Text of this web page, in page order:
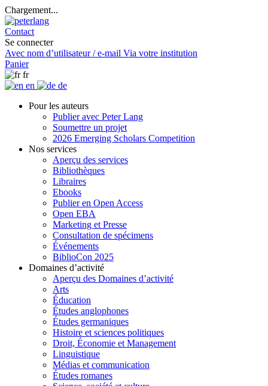
Chargement...
Contact
Se connecter
Avec nom d’utilisateur / e-mail Via votre institution
Panier
fr
en
de
Pour les auteurs
Publier avec Peter Lang
Soumettre un projet
2026 Emerging Scholars Competition
Nos services
Aperçu des services
Bibliothèques
Libraires
Ebooks
Publier en Open Access
Open EBA
Marketing et Presse
Consultation de spécimens
Événements
BiblioCon 2025
Domaines d’activité
Aperçu des Domaines d’activité
Arts
Éducation
Études anglophones
Études germaniques
Histoire et sciences politiques
Droit, Économie et Management
Linguistique
Médias et communication
Études romanes